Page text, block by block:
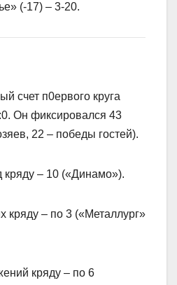
(-17) – 3-20.
счет п0ервого круга
Он фиксировался 43
22 – победы гостей).
кряду – 10 («Динамо»).
кряду – по 3 («Металлург»
кряду – по 6